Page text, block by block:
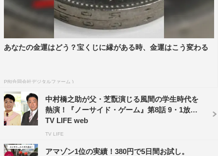
あなたの金運はどう？宝くじに縁がある時、金運はこう変わる
PR(合同会社デジタルファーム )
中村橋之助が父・芝翫演じる風間の学生時代を
熱演！『ノーサイド・ゲーム』第8話 9・1放送 |
TV LIFE web
TV LIFE
アマゾン1位の実績！380円で5日間お試し。